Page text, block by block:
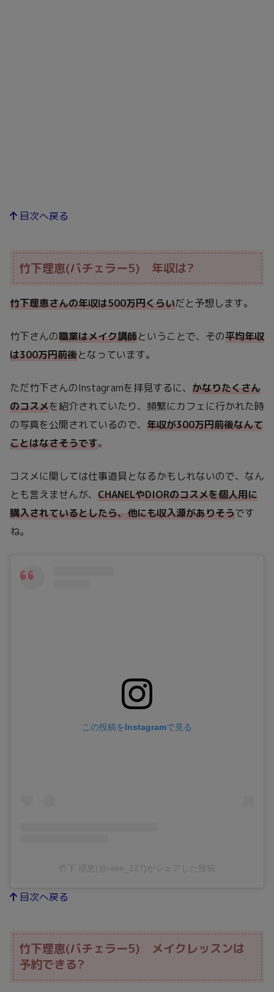
目次へ戻る
竹下理恵(バチェラー5) 年収は?
竹下理恵さんの年収は500万円くらいだと予想します。
竹下さんの職業はメイク講師ということで、その平均年収
は300万円前後となっています。
ただ竹下さんのInstagramを拝見するに、 かなりたくさん
のコスメを紹介されていたり、頻繁にカフェに行かれた時
の写真を公開されているので、 年収が300万円前後なんて
ことはなさそうです。
コスメに関しては仕事道具となるかもしれないので、なん
とも言えませんが、 CHANELやDIORのコスメを個人用に
購入されているとしたら、他にも収入源がありそうです
ね。
この投稿をInstagramで見る
竹下 理恵(@riiiiie_127)がシェアした投稿
目次へ戻る
竹下理恵(バチェラー5) メイクレッスンは
予約できる?